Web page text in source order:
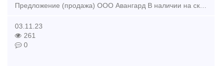
Предложение (продажа) ООО Авангард В наличии на складе в г. Новосибирске. Также в наличии: рельсы, шпалы, подкладка, накладка, прокладка, крепеж, стрелочные
03.11.23
261
0